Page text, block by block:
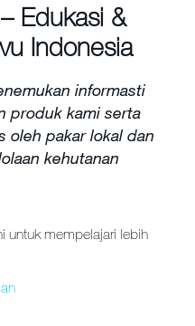
Edukasi &
Indonesia
informasti
produk kami serta
oleh pakar lokal dan
kehutanan
untuk mempelajari lebih